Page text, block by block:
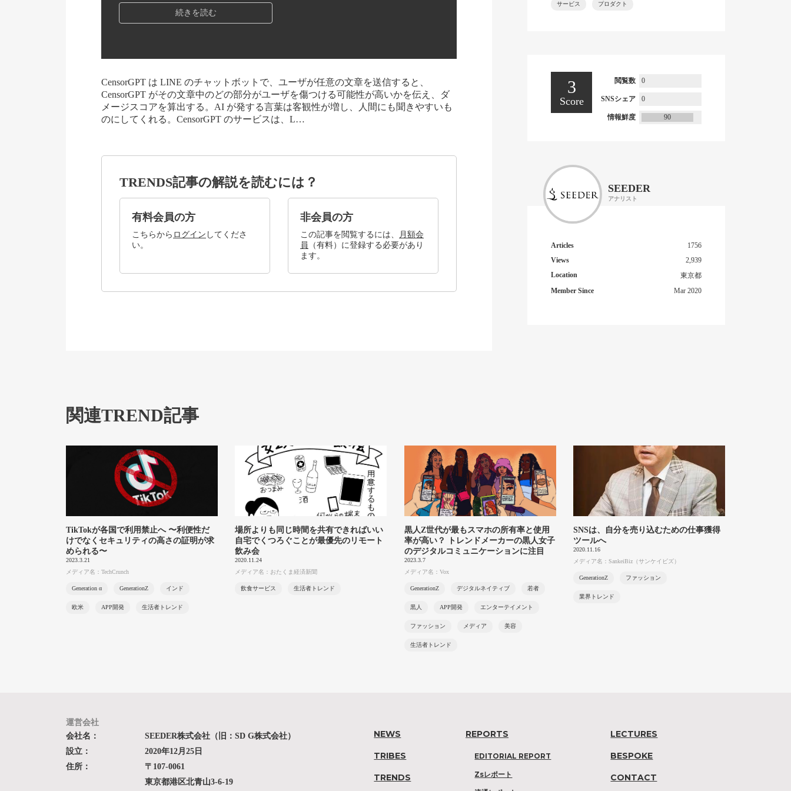
続きを読む
CensorGPT は LINE のチャットボットで、ユーザが任意の文章を送信すると、
CensorGPT がその文章中のどの部分がユーザを傷つける可能性が高いかを伝え、ダ
メージスコアを算出する。AI が発する言葉は客観性が増し、人間にも聞きやすいも
のにしてくれる。CensorGPT のサービスは、L…
TRENDS記事の解説を読むには？
有料会員の方
こちらから ログイン してくださ
い。
非会員の方
この記事を閲覧するには、
月額会
員
（有料）に登録する必要があり
ます。
サービス プロダクト
3
Score
閲覧数 0
SNSシェア 0
情報鮮度 90
SEEDER
アナリスト
Articles
1756
Views
2,939
Location
東京都
Member Since
Mar 2020
関連TREND記事
TikTokが各国で利用禁止へ 〜利便性だ
けでなくセキュリティの高さの証明が求
められる〜
2023.3.21
メディア名：TechCrunch
Generation α GenerationZ インド
欧米 APP開発 生活者トレンド
場所よりも同じ時間を共有できればいい
自宅でくつろぐことが最優先のリモート
飲み会
2020.11.24
メディア名：おたくま経済新聞
飲食サービス 生活者トレンド
黒人Z世代が最もスマホの所有率と使用
率が高い？ トレンドメーカーの黒人女子
のデジタルコミュニケーションに注目
2023.3.7
メディア名：Vox
GenerationZ デジタルネイティブ 若者
黒人 APP開発 エンターテイメント
ファッション メディア 美容
生活者トレンド
SNSは、自分を売り込むための仕事獲得
ツールへ
2020.11.16
メディア名：SankeiBiz（サンケイビズ）
GenerationZ ファッション
業界トレンド
運営会社
会社名：
SEEDER株式会社（旧：SD G株式会社）
設立：
2020年12月25日
住所：
〒107-0061
東京都港区北青山3-6-19
NEWS
TRIBES
TRENDS
REPORTS
EDITORIAL REPORT
Zsレポート
LECTURES
BESPOKE
CONTACT